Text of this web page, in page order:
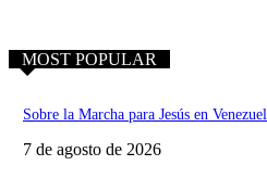
MOST POPULAR
Sobre la Marcha para Jesús en
7 de agosto de 2026